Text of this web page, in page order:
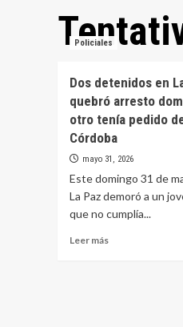
Policiales
Dos detenidos en
quebró arresto
otro tenía pedido
Córdoba
mayo 31, 2026
Este domingo 31 de
La Paz demoró a un
que no cumplía...
Leer más